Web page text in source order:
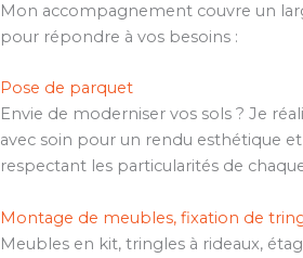
Mon accompagnement couvre un
pour répondre à vos besoins :
Pose de parquet
Envie de moderniser vos sols ? Je
avec soin pour un rendu esthétique
respectant les particularités de
Montage de meubles, fixation de
Meubles en kit, tringles à rideaux,